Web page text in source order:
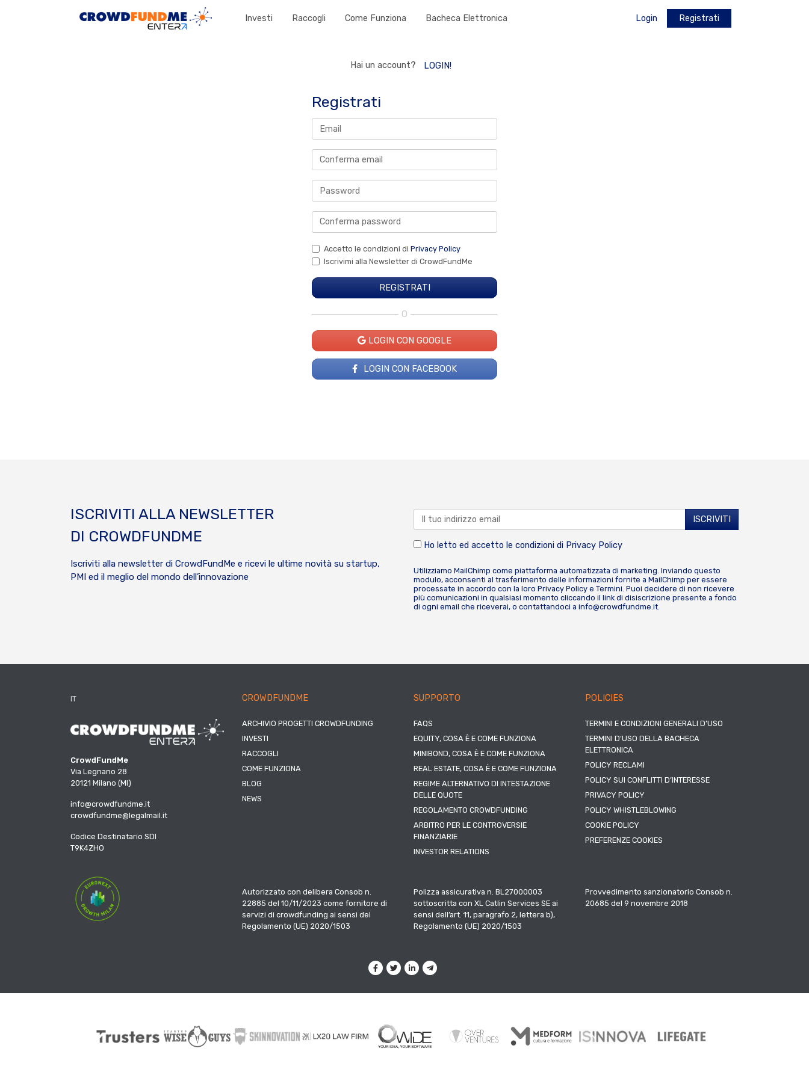
Investi Raccogli Come Funziona Bacheca Elettronica Login Registrati
Hai un account? LOGIN!
Registrati
Accetto le condizioni di Privacy Policy
Iscrivimi alla Newsletter di CrowdFundMe
O
LOGIN CON GOOGLE
LOGIN CON FACEBOOK
ISCRIVITI ALLA NEWSLETTER
DI CROWDFUNDME
Iscriviti alla newsletter di CrowdFundMe e ricevi le ultime novità su startup,
PMI ed il meglio del mondo dell’innovazione
Ho letto ed accetto le condizioni di Privacy Policy
Utilizziamo MailChimp come piattaforma automatizzata di marketing. Inviando questo
modulo, acconsenti al trasferimento delle informazioni fornite a MailChimp per essere
processate in accordo con la loro Privacy Policy e Termini. Puoi decidere di non ricevere
più comunicazioni in qualsiasi momento cliccando il link di disiscrizione presente a fondo
di ogni email che riceverai, o contattandoci a info@crowdfundme.it.
IT
CrowdFundMe
Via Legnano 28
20121 Milano (MI)
info@crowdfundme.it
crowdfundme@legalmail.it
Codice Destinatario SDI
T9K4ZHO
CROWDFUNDME
ARCHIVIO PROGETTI CROWDFUNDING
INVESTI
RACCOGLI
COME FUNZIONA
BLOG
NEWS
SUPPORTO
FAQS
EQUITY, COSA È E COME FUNZIONA
MINIBOND, COSA È E COME FUNZIONA
REAL ESTATE, COSA È E COME FUNZIONA
REGIME ALTERNATIVO DI INTESTAZIONE
DELLE QUOTE
REGOLAMENTO CROWDFUNDING
ARBITRO PER LE CONTROVERSIE
FINANZIARIE
INVESTOR RELATIONS
POLICIES
TERMINI E CONDIZIONI GENERALI D’USO
TERMINI D’USO DELLA BACHECA
ELETTRONICA
POLICY RECLAMI
POLICY SUI CONFLITTI D’INTERESSE
PRIVACY POLICY
POLICY WHISTLEBLOWING
COOKIE POLICY
PREFERENZE COOKIES
Autorizzato con delibera Consob n.
22885 del 10/11/2023 come fornitore di
servizi di crowdfunding ai sensi del
Regolamento (UE) 2020/1503
Polizza assicurativa n. BL27000003
sottoscritta con XL Catlin Services SE ai
sensi dell’art. 11, paragrafo 2, lettera b),
Regolamento (UE) 2020/1503
Provvedimento sanzionatorio Consob n.
20685 del 9 novembre 2018